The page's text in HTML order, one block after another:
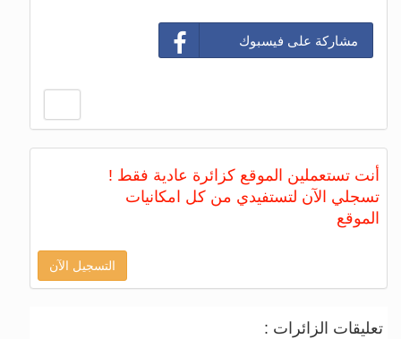
مشاركة على فيسبوك
أنت تستعملين الموقع كزائرة عادية فقط !
تسجلي الآن لتستفيدي من كل امكانيات
الموقع
التسجيل الآن
تعليقات الزائرات :